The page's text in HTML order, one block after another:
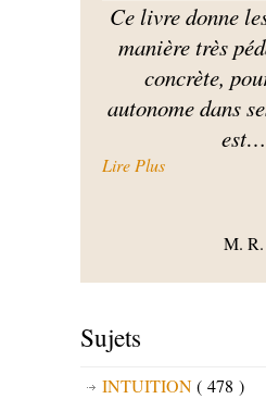
Ce livre donne
manière très
concrète,
autonome dans
est…
Lire Plus« Le medium
M. R.
Sujets
INTUITION( 478 )